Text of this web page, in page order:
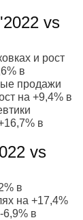
vs
и рост
в
продажи
на +9,4% в
в
vs
в
на +17,4%
в